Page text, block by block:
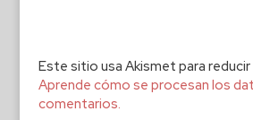
Este sitio usa Akismet para reducir
Aprende cómo se procesan los
comentarios.